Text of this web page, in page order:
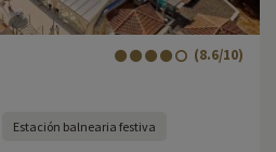
(8.6/10)
Estación balnearia festiva